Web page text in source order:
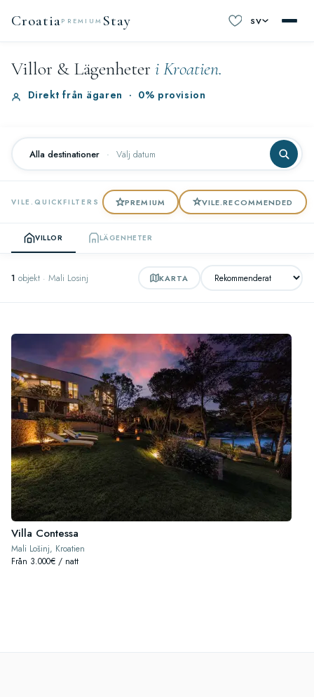
CroatiaPREMIUM Stay SV
Villor & Lägenheter i Kroatien.
Direkt från ägaren · 0% provision
Alla destinationer · Välj datum
VILE.QUICKFILTERS PREMIUM VILE.RECOMMENDED
VILLOR LÄGENHETER
1 objekt · Mali Losinj KARTA
Villa Contessa
Mali Lošinj, Kroatien
Från 3.000€ / natt